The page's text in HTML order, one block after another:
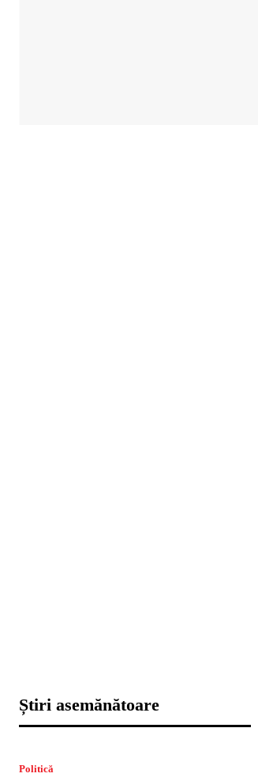
Știri asemănătoare
Politică